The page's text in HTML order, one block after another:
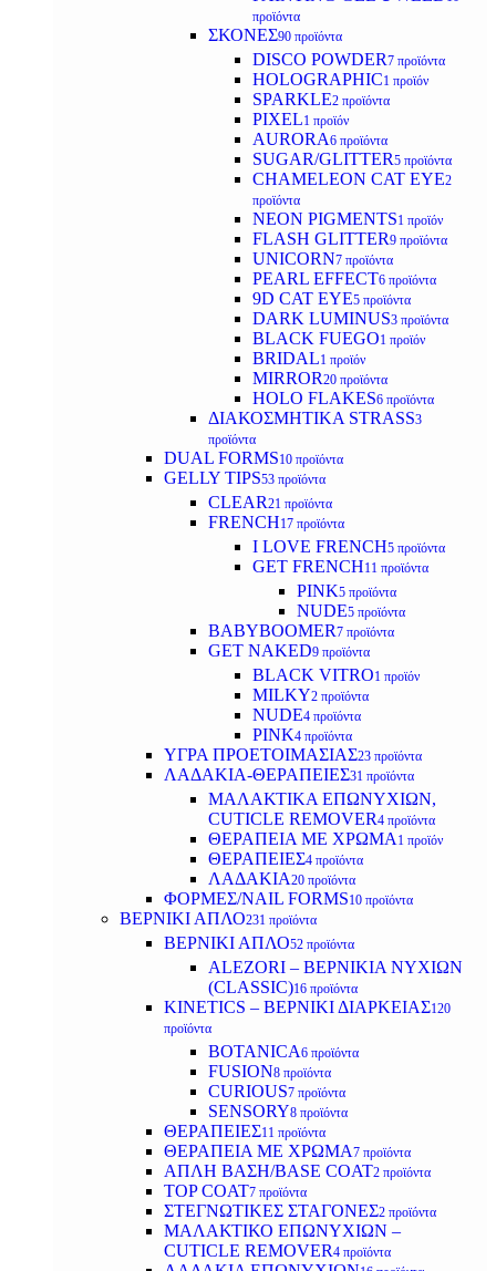
προϊόντα
ΣΚΟΝΕΣ90 προϊόντα
DISCO POWDER7 προϊόντα
HOLOGRAPHIC1 προϊόν
SPARKLE2 προϊόντα
PIXEL1 προϊόν
AURORA6 προϊόντα
SUGAR/GLITTER5 προϊόντα
CHAMELEON CAT EYE2
προϊόντα
NEON PIGMENTS1 προϊόν
FLASH GLITTER9 προϊόντα
UNICORN7 προϊόντα
PEARL EFFECT6 προϊόντα
9D CAT EYE5 προϊόντα
DARK LUMINUS3 προϊόντα
BLACK FUEGO1 προϊόν
BRIDAL1 προϊόν
MIRROR20 προϊόντα
HOLO FLAKES6 προϊόντα
ΔΙΑΚΟΣΜΗΤΙΚΑ STRASS3
προϊόντα
DUAL FORMS10 προϊόντα
GELLY TIPS53 προϊόντα
CLEAR21 προϊόντα
FRENCH17 προϊόντα
I LOVE FRENCH5 προϊόντα
GET FRENCH11 προϊόντα
PINK5 προϊόντα
NUDE5 προϊόντα
BABYBOOMER7 προϊόντα
GET NAKED9 προϊόντα
BLACK VITRO1 προϊόν
MILKY2 προϊόντα
NUDE4 προϊόντα
PINK4 προϊόντα
ΥΓΡΑ ΠΡΟΕΤΟΙΜΑΣΙΑΣ23 προϊόντα
ΛΑΔΑΚΙΑ-ΘΕΡΑΠΕΙΕΣ31 προϊόντα
ΜΑΛΑΚΤΙΚΑ ΕΠΩΝΥΧΙΩΝ,
CUTICLE REMOVER4 προϊόντα
ΘΕΡΑΠΕΙΑ ΜΕ ΧΡΩΜΑ 1 προϊόν
ΘΕΡΑΠΕΙΕΣ4 προϊόντα
ΛΑΔΑΚΙΑ20 προϊόντα
ΦΟΡΜΕΣ/NAIL FORMS10 προϊόντα
ΒΕΡΝΙΚΙ ΑΠΛΟ231 προϊόντα
ΒΕΡΝΙΚΙ ΑΠΛΟ52 προϊόντα
ALEZORI – ΒΕΡΝΙΚΙΑ ΝΥΧΙΩΝ
(CLASSIC)16 προϊόντα
KINETICS – ΒΕΡΝΙΚΙ ΔΙΑΡΚΕΙΑΣ120
προϊόντα
BOTANICA6 προϊόντα
FUSION8 προϊόντα
CURIOUS7 προϊόντα
SENSORY8 προϊόντα
ΘΕΡΑΠΕΙΕΣ11 προϊόντα
ΘΕΡΑΠΕΙΑ ΜΕ ΧΡΩΜΑ7 προϊόντα
ΑΠΛΗ ΒΑΣΗ/BASE COAT2 προϊόντα
TOP COAT7 προϊόντα
ΣΤΕΓΝΩΤΙΚΕΣ ΣΤΑΓΟΝΕΣ2 προϊόντα
ΜΑΛΑΚΤΙΚΟ ΕΠΩΝΥΧΙΩΝ –
CUTICLE REMOVER4 προϊόντα